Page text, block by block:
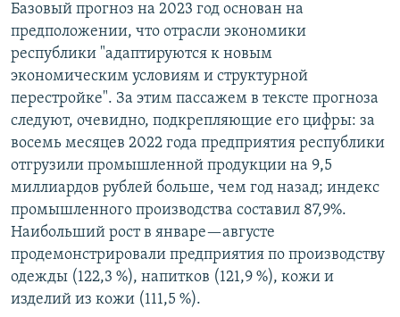
Базовый прогноз на 2023 год основан на
предположении, что отрасли экономики
республики "адаптируются к новым
экономическим условиям и структурной
перестройке". За этим пассажем в тексте прогноза
следуют, очевидно, подкрепляющие его цифры: за
восемь месяцев 2022 года предприятия республики
отгрузили промышленной продукции на 9,5
миллиардов рублей больше, чем год назад; индекс
промышленного производства составил 87,9%.
Наибольший рост в январе—августе
продемонстрировали предприятия по производству
одежды (122,3 %), напитков (121,9 %), кожи и
изделий из кожи (111,5 %).